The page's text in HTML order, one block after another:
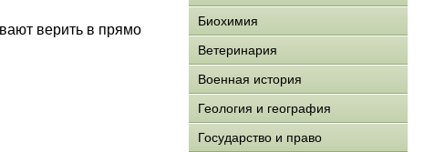
верить в прямо
Биохимия
Ветеринария
Военная история
Геология и география
Государство и право